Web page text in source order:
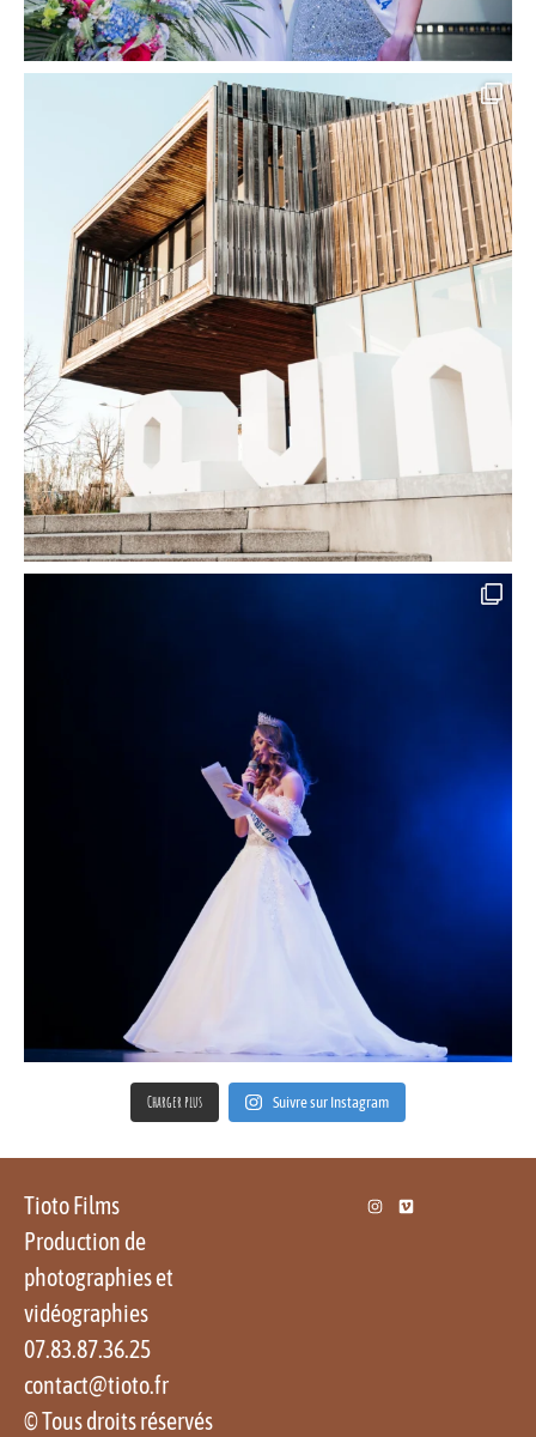
Charger plus Suivre sur Instagram
Tioto Films
Production de
photographies et
vidéographies
07.83.87.36.25
contact@tioto.fr
© Tous droits réservés